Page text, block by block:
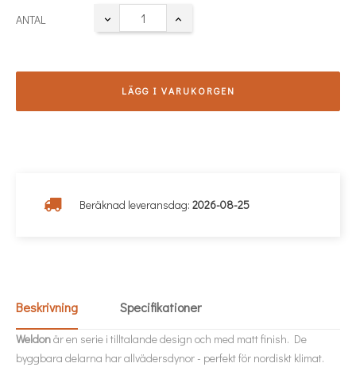
ANTAL
LÄGG I VARUKORGEN
Beräknad leveransdag: 2026-08-25
Beskrivning Specifikationer
Weldonär en serie i tilltalande design och med matt finish. De
byggbara delarna har allvädersdynor - perfekt för nordiskt klimat.